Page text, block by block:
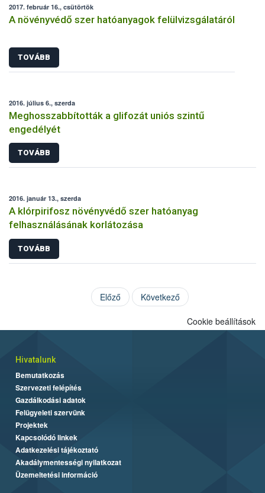
2017. február 16., csütörtök
A növényvédő szer hatóanyagok felülvizsgálatáról
TOVÁBB
2016. július 6., szerda
Meghosszabbították a glifozát uniós szintű
engedélyét
TOVÁBB
2016. január 13., szerda
A klórpirifosz növényvédő szer hatóanyag
felhasználásának korlátozása
TOVÁBB
Előző Következő
Cookie beállítások
Hivatalunk
Bemutatkozás
Szervezeti felépítés
Gazdálkodási adatok
Felügyeleti szervünk
Projektek
Kapcsolódó linkek
Adatkezelési tájékoztató
Akadálymentességi nyilatkozat
Üzemeltetési információ